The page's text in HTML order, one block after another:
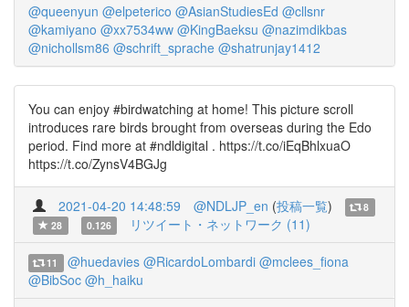
@queenyun @elpeterico @AsianStudiesEd @cllsnr
@kamiyano @xx7534ww @KingBaeksu @nazimdikbas
@nichollsm86 @schrift_sprache @shatrunjay1412
You can enjoy #birdwatching at home! This picture scroll
introduces rare birds brought from overseas during the Edo
period. Find more at #ndldigital . https://t.co/iEqBhlxuaO
https://t.co/ZynsV4BGJg
2021-04-20 14:48:59 @NDLJP_en (投稿一覧)
8
28
0.126 リツイート・ネットワーク (11)
11 @huedavies @RicardoLombardi @mclees_fiona
@BibSoc @h_haiku